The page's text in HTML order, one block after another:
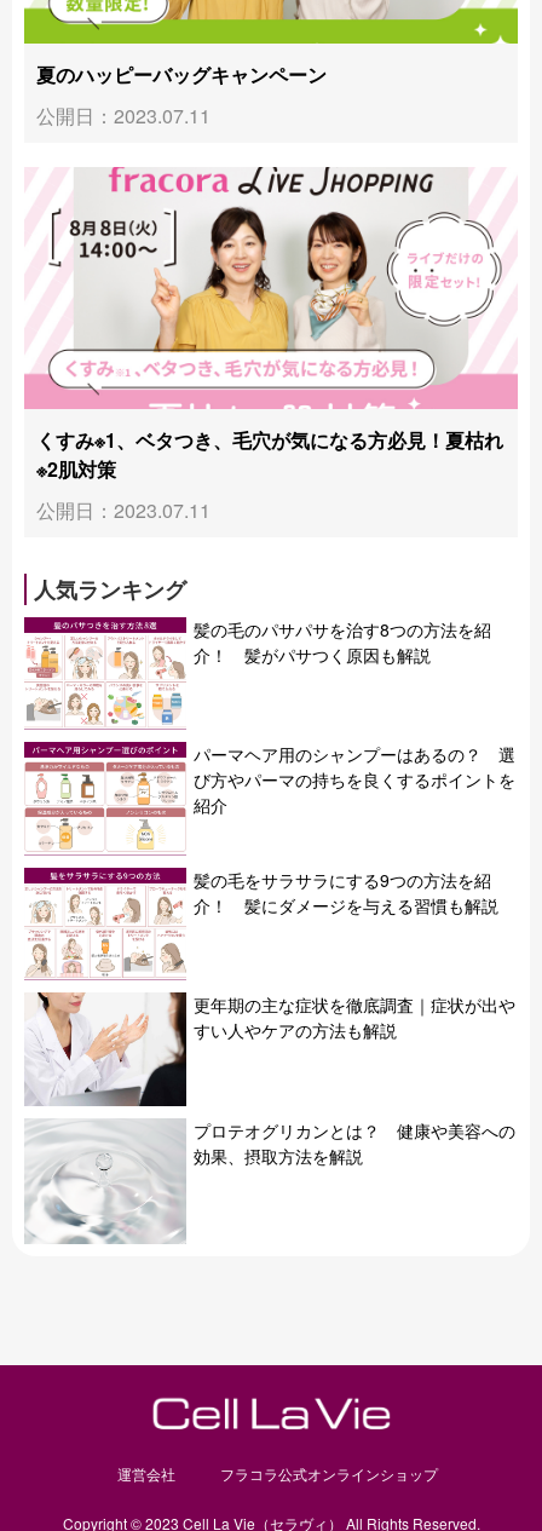
夏のハッピーバッグキャンペーン
公開日：2023.07.11
くすみ※1、ベタつき、毛穴が気になる方必見！夏枯れ
※2肌対策
公開日：2023.07.11
人気ランキング
髪の毛のパサパサを治す8つの方法を紹
介！ 髪がパサつく原因も解説
パーマヘア用のシャンプーはあるの？ 選
び方やパーマの持ちを良くするポイントを
紹介
髪の毛をサラサラにする9つの方法を紹
介！ 髪にダメージを与える習慣も解説
更年期の主な症状を徹底調査｜症状が出や
すい人やケアの方法も解説
プロテオグリカンとは？ 健康や美容への
効果、摂取方法を解説
運営会社 フラコラ公式オンラインショップ
Copyright © 2023 Cell La Vie（セラヴィ） All Rights Reserved.